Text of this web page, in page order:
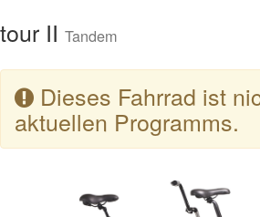
tour II Tandem
Dieses Fahrrad ist
aktuellen Programms.